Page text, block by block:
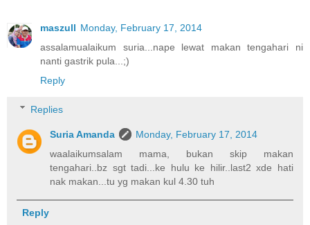
maszull Monday, February 17, 2014
assalamualaikum suria...nape lewat makan tengahari ni
nanti gastrik pula...;)
Reply
Replies
Suria Amanda
Monday, February 17, 2014
waalaikumsalam mama, bukan skip makan
tengahari..bz sgt tadi...ke hulu ke hilir..last2 xde hati
nak makan...tu yg makan kul 4.30 tuh
Reply